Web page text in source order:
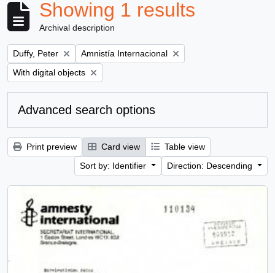
Showing 1 results
Archival description
Remove filter:
Duffy, Peter Remove filter:
Amnistía Internacional
Remove filter:
With digital objects
Advanced search options
Print preview Card view
Table view
Sort by: Identifier
Direction: Descending